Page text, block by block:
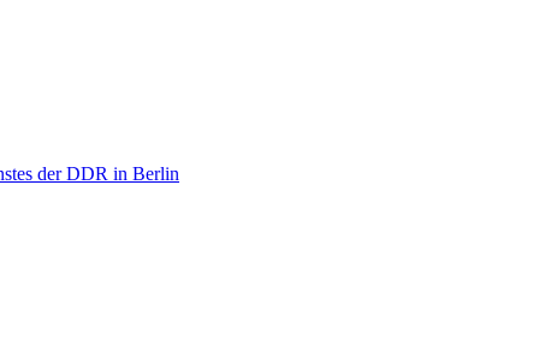
der DDR in Berlin